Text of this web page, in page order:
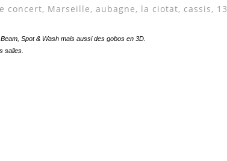
concert, Marseille, aubagne, la ciotat, cassis, 13
Spot & Wash mais aussi des gobos en 3D.
salles.